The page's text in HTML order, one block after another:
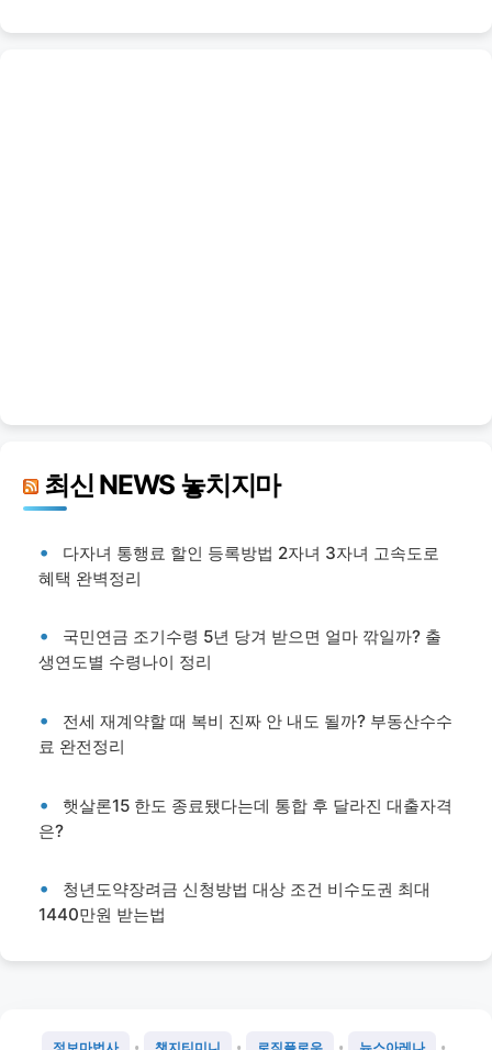
최신 NEWS 놓치지마
다자녀 통행료 할인 등록방법 2자녀 3자녀 고속도로
혜택 완벽정리
국민연금 조기수령 5년 당겨 받으면 얼마 깎일까? 출
생연도별 수령나이 정리
전세 재계약할 때 복비 진짜 안 내도 될까? 부동산수수
료 완전정리
햇살론15 한도 종료됐다는데 통합 후 달라진 대출자격
은?
청년도약장려금 신청방법 대상 조건 비수도권 최대
1440만원 받는법